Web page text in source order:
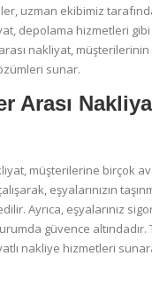
uzman ekibimiz
depolama hizmetleri
nakliyat, müşterilerinin
sunar.
Arası
müşterilerine birçok
eşyalarınızın
Ayrıca, eşyalarınız
güvence altındadır.
nakliye hizmetleri